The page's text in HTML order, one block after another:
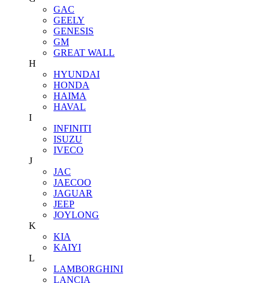
GAC
GEELY
GENESIS
GM
GREAT WALL
H
HYUNDAI
HONDA
HAIMA
HAVAL
I
INFINITI
ISUZU
IVECO
J
JAC
JAECOO
JAGUAR
JEEP
JOYLONG
K
KIA
KAIYI
L
LAMBORGHINI
LANCIA